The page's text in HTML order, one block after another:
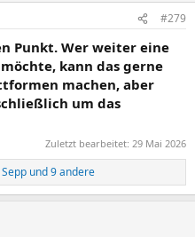
#279
Punkt. Wer weiter eine
kann das gerne
machen, aber
um das
Zuletzt bearbeitet: 29 Mai 2026
und 9 andere